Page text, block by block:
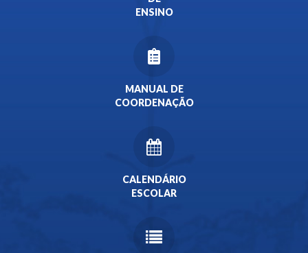
ENSINO
MANUAL DE
COORDENAÇÃO
CALENDÁRIO
ESCOLAR